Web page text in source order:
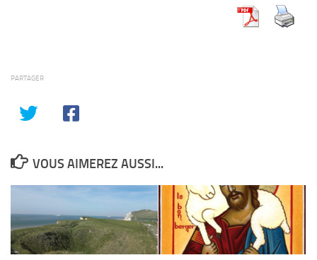
PARTAGER
VOUS AIMEREZ AUSSI...